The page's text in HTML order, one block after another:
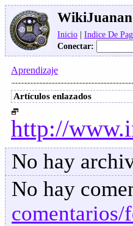
Inicio | Indice De
Conectar:
Aprendizaje
Artículos enlazados
http://
No hay
No hay